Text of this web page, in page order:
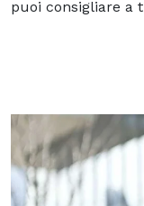
puoi consigliare a